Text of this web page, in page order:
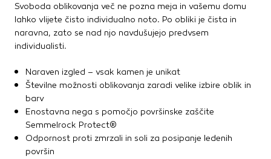
Svoboda oblikovanja več ne pozna meja in vašemu domu
lahko vlijete čisto individualno noto. Po obliki je čista in
naravna, zato se nad njo navdušujejo predvsem
individualisti.
Naraven izgled – vsak kamen je unikat
Številne možnosti oblikovanja zaradi velike izbire oblik in
barv
Enostavna nega s pomočjo površinske zaščite
Semmelrock Protect®
Odpornost proti zmrzali in soli za posipanje ledenih
površin